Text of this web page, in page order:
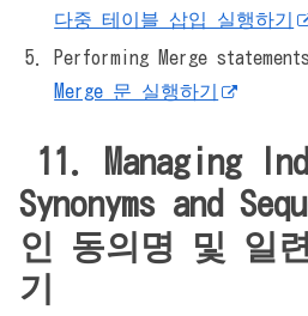
다중 테이블 삽입 실행하기
Performing Merge statements
Merge 문 실행하기
11. Managing
Synonyms and
인 동의명 및 일
기